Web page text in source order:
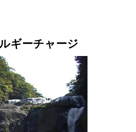
ギーチャージ